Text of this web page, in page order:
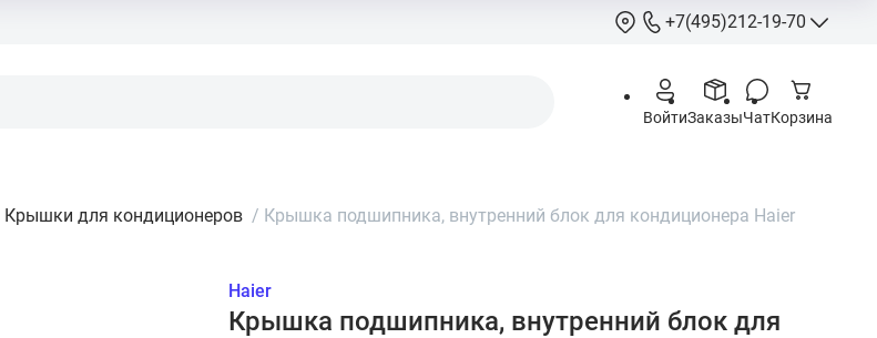
+7(495)212-19-70
info@hcstore.ru
Выходные:
шоссе 130, корп.
ВойтиЗаказыЧатКорзина
Крышки для кондиционеров / Крышка подшипника, внутренний блок для кондиционера Haier
Haier
Крышка подшипника, внутренний блок для